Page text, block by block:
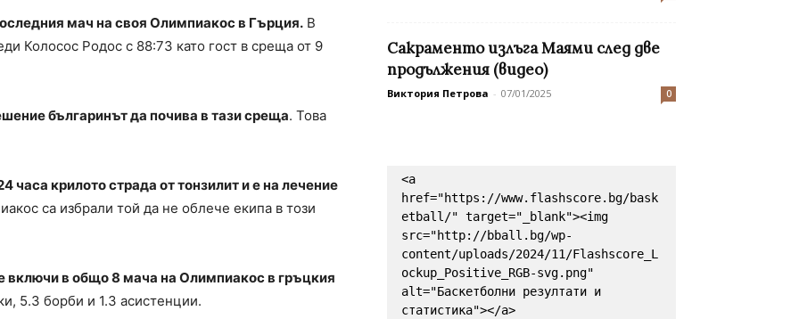
мач на своя Олимпиакос в Гърция. В
Колосос Родос с 88:73 като гост в среща от 9
българинът да почива в тази среща. Това
часа крилото страда от тонзилит и е на лечение
са избрали той да не облече екипа в този
в общо 8 мача на Олимпиакос в гръцкия
5.3 борби и 1.3 асистенции.
Сакраменто излъга Маями след две
продължения (видео)
Виктория Петрова - 07/01/2025 0
<a
href="https://www.flashscore.bg/bask
etball/" target="_blank"><img
src="http://bball.bg/wp-
content/uploads/2024/11/Flashscore_L
ockup_Positive_RGB-svg.png"
alt="Баскетболни резултати и
статистика"></a>